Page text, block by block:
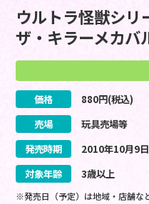
ウルトラ怪獣シリ
ザ・キラーメカバ
価格 880円(税込)
売場
玩具売場等
発売時期
2010年10月9日
対象年齢
3歳以上
※発売日（予定）は地域・店舗な